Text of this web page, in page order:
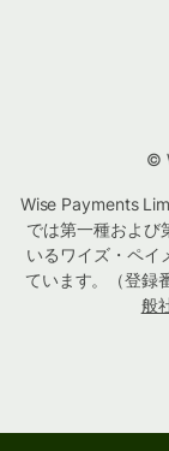
©
Wise Payments
では第一種および
いるワイズ・ペイ
ています。（登録
般